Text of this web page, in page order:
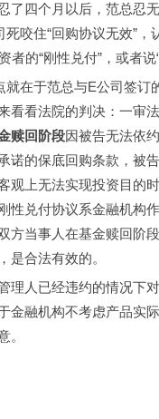
了四个月以后，范总
咬住“回购协议无效”
的“刚性兑付”，或者说
在于范总与E公司签订
看看法院的判决：一审
赎回阶段因被告无法依
诺的保底回购条款，被
观上无法实现投资目的
性兑付协议系金融机构
方当事人在基金赎回阶
是合法有效的。
理人已经违约的情况下
金融机构不考虑产品实
。